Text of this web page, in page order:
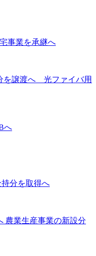
事業を承継へ
を譲渡へ 光ファイバ用
へ
持分を取得へ
農業生産事業の新設分